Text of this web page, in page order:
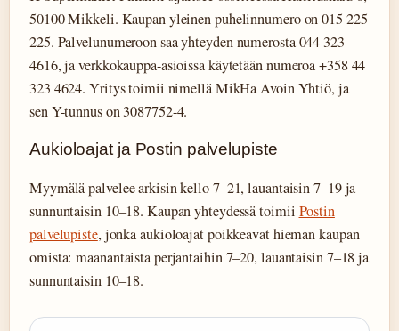
50100 Mikkeli. Kaupan yleinen puhelinnumero on 015 225
225. Palvelunumeroon saa yhteyden numerosta 044 323
4616, ja verkkokauppa-asioissa käytetään numeroa +358 44
323 4624. Yritys toimii nimellä MikHa Avoin Yhtiö, ja
sen Y-tunnus on 3087752-4.
Aukioloajat ja Postin palvelupiste
Myymälä palvelee arkisin kello 7–21, lauantaisin 7–19 ja
sunnuntaisin 10–18. Kaupan yhteydessä toimii Postin
palvelupiste, jonka aukioloajat poikkeavat hieman kaupan
omista: maanantaista perjantaihin 7–20, lauantaisin 7–18 ja
sunnuntaisin 10–18.